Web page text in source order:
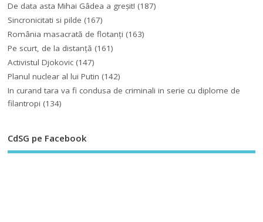
De data asta Mihai Gâdea a greşit! (187)
Sincronicitati si pilde (167)
România masacrată de flotanţi (163)
Pe scurt, de la distanță (161)
Activistul Djokovic (147)
Planul nuclear al lui Putin (142)
In curand tara va fi condusa de criminali in serie cu diplome de
filantropi (134)
CdSG pe Facebook